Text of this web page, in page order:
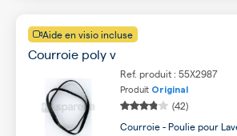
Aide en visio incluse
Courroie poly v
Ref. produit : 55X2987
Produit Original
(42)
Courroie - Poulie pour